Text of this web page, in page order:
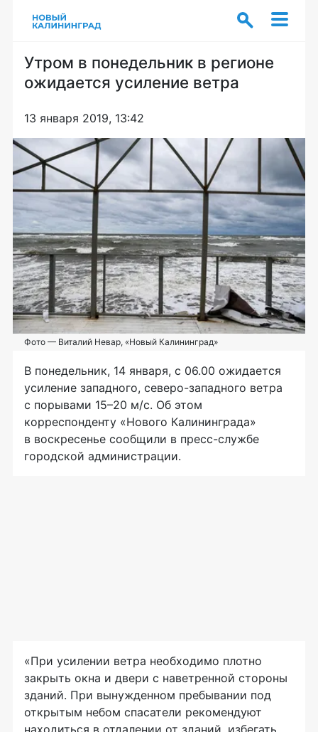
Утром в понедельник в регионе
ожидается усиление ветра
13 января 2019, 13:42
Фото — Виталий Невар, «Новый Калининград»
В понедельник, 14 января, с 06.00 ожидается
усиление западного, северо-западного ветра
с порывами 15–20 м/с. Об этом
корреспонденту «Нового Калининграда»
в воскресенье сообщили в пресс-службе
городской администрации.
«При усилении ветра необходимо плотно
закрыть окна и двери с наветренной стороны
зданий. При вынужденном пребывании под
открытым небом спасатели рекомендуют
находиться в отдалении от зданий, избегать